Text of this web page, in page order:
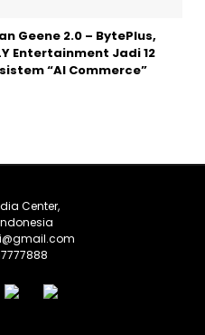
Geene 2.0 – BytePlus,
Entertainment Jadi 12
“AI Commerce”
Center,